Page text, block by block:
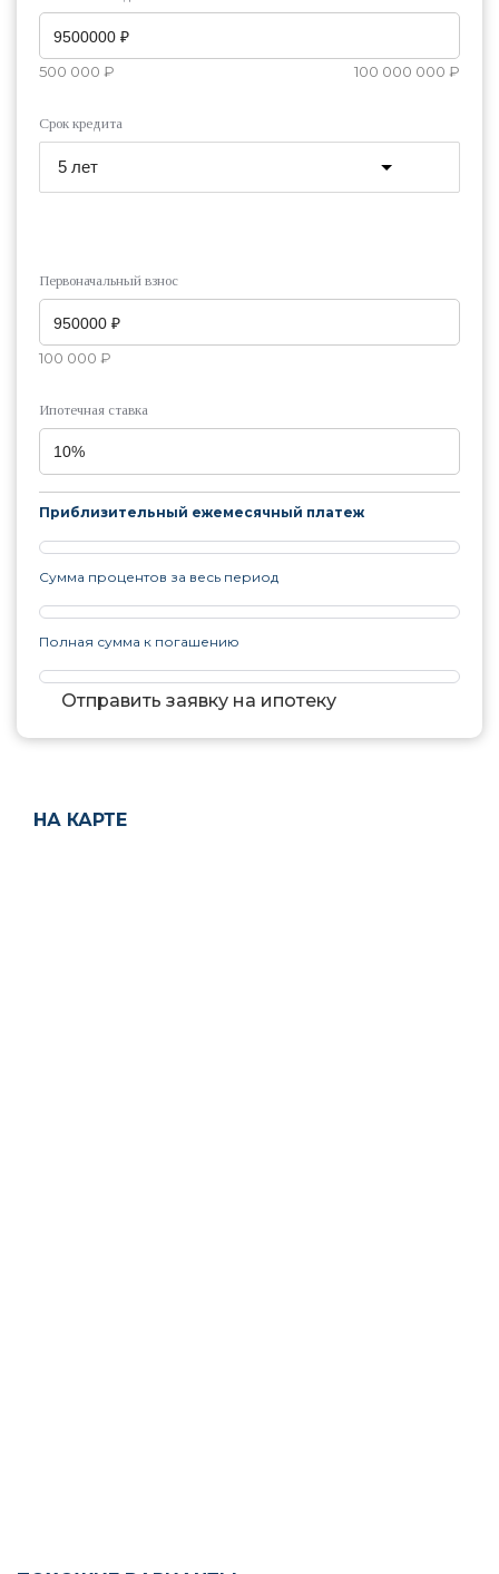
500 000 ₽ 100 000 000 ₽
Срок кредита
Первоначальный взнос
100 000 ₽
Ипотечная ставка
Приблизительный ежемесячный платеж
Сумма процентов за весь период
Полная сумма к погашению
Отправить заявку на ипотеку
НА КАРТЕ